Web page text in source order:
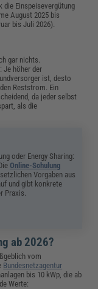
die Einspeisevergütung
August 2025 bis
bis Juli 2026).
gar nichts.
Je höher der
ist, desto
Reststrom. Ein
da jeder selbst
als die
oder Energy Sharing:
Online-Schulung
Vorgaben aus
und gibt konkrete
Praxis.
ab 2026?
vom
Bundesnetzagentur
bis 10 kWp, die ab
Werte: